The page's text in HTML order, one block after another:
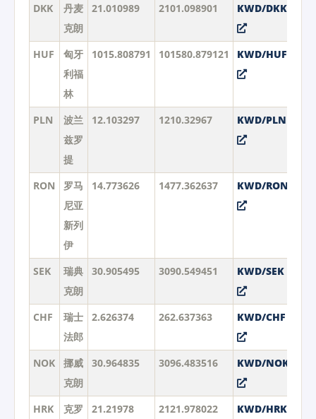
DKK
丹麦
克朗
21.010989 2101.098901 KWD/DKK
HUF
匈牙
利福
林
1015.808791 101580.879121 KWD/HUF
PLN
波兰
兹罗
提
12.103297 1210.32967 KWD/PLN
RON
罗马
尼亚
新列
伊
14.773626 1477.362637 KWD/RON
SEK
瑞典
克朗
30.905495 3090.549451 KWD/SEK
CHF
瑞士
法郎
2.626374 262.637363 KWD/CHF
NOK
挪威
克朗
30.964835 3096.483516 KWD/NOK
HRK
克罗
21.21978 2121.978022 KWD/HRK